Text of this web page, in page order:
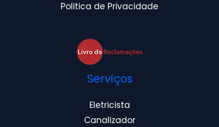
Politica de Privacidade
Serviços
Eletricista
Canalizador